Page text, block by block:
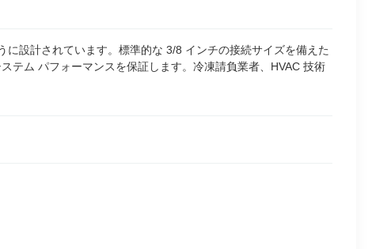
設計されています。標準的な 3/8 インチの接続サイズを備えた
テム パフォーマンスを保証します。冷凍請負業者、HVAC 技術